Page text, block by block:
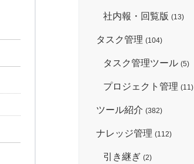
社内報・回覧版 (13)
タスク管理 (104)
タスク管理ツール (5)
プロジェクト管理 (11)
ツール紹介 (382)
ナレッジ管理 (112)
引き継ぎ (2)